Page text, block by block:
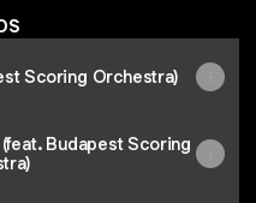
Scoring Orchestra)
Budapest Scoring